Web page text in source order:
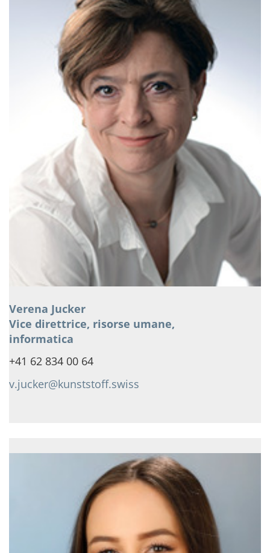
Verena Jucker
Vice direttrice, risorse umane,
informatica
+41 62 834 00 64
v.jucker@kunststoff.swiss